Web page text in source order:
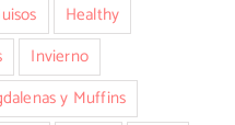
Healthy
Invierno
y Muffins